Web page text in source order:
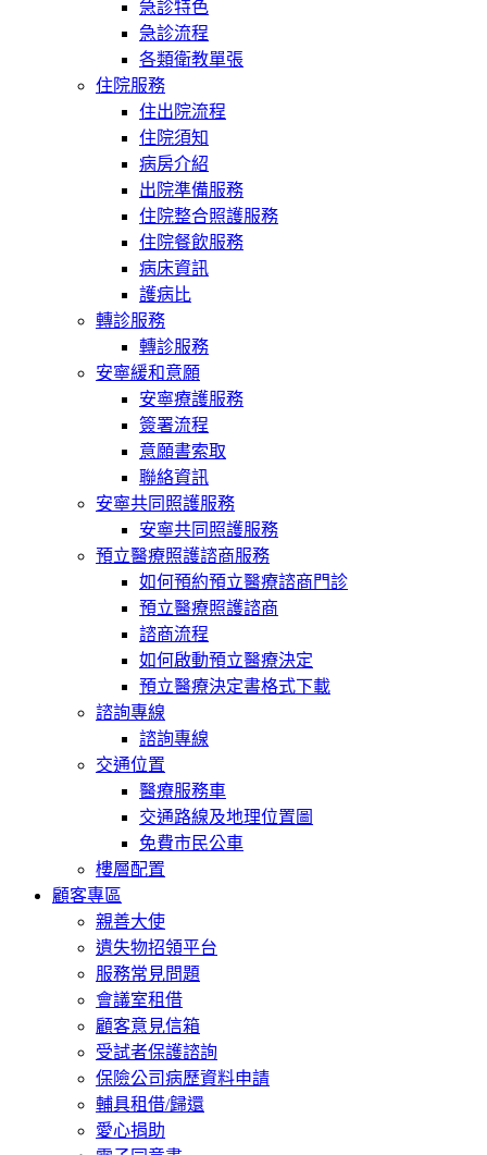
急診特色
急診流程
各類衛教單張
住院服務
住出院流程
住院須知
病房介紹
出院準備服務
住院整合照護服務
住院餐飲服務
病床資訊
護病比
轉診服務
轉診服務
安寧緩和意願
安寧療護服務
簽署流程
意願書索取
聯絡資訊
安寧共同照護服務
安寧共同照護服務
預立醫療照護諮商服務
如何預約預立醫療諮商門診
預立醫療照護諮商
諮商流程
如何啟動預立醫療決定
預立醫療決定書格式下載
諮詢專線
諮詢專線
交通位置
醫療服務車
交通路線及地理位置圖
免費市民公車
樓層配置
顧客專區
親善大使
遺失物招領平台
服務常見問題
會議室租借
顧客意見信箱
受試者保護諮詢
保險公司病歷資料申請
輔具租借/歸還
愛心捐助